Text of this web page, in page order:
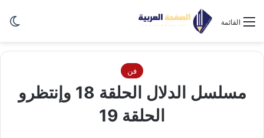
القائمة
فن
مسلسل الدلال الحلقة 18 وإنتظرو
الحلقة 19